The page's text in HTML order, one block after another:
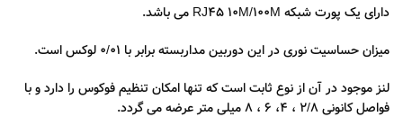
دارای یک پورت شبکه RJ45 10M/100M می باشد.
میزان حساسیت نوری در این دوربین مداربسته برابر با ۰/۰۱ لوکس است.
لنز موجود در آن از نوع ثابت است که تنها امکان تنظیم فوکوس را دارد و با
فواصل کانونی ۲/۸ ، ۴، ۶ ، ۸ میلی متر عرضه می گردد.